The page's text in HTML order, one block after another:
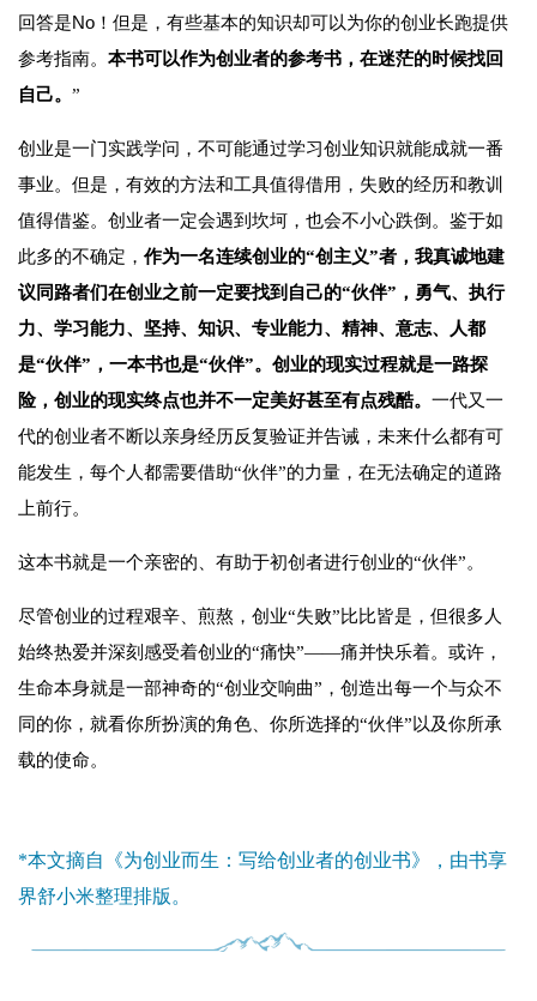
回答是No ！但是，有些基本的知识却可以为你的创业长跑提供
参考指南。 本书可以作为创业者的参考书，在迷茫的时候找回
自己。 ”
创业是一门实践学问，不可能通过学习创业知识就能成就一番
事业。但是，有效的方法和工具值得借用，失败的经历和教训
值得借鉴。创业者一定会遇到坎坷，也会不小心跌倒。鉴于如
此多的不确定， 作为一名连续创业的“创主义”者，我真诚地建
议同路者们在创业之前一定要找到自己的“伙伴”，勇气、执行
力、学习能力、坚持、知识、专业能力、精神、意志、人都
是“伙伴”，一本书也是“伙伴”。创业的现实过程就是一路探
险，创业的现实终点也并不一定美好甚至有点残酷。 一代又一
代的创业者不断以亲身经历反复验证并告诫，未来什么都有可
能发生，每个人都需要借助“伙伴”的力量，在无法确定的道路
上前行。
这本书就是一个亲密的、有助于初创者进行创业的“伙伴”。
尽管创业的过程艰辛、煎熬，创业“失败”比比皆是，但很多人
始终热爱并深刻感受着创业的“痛快”——痛并快乐着。或许，
生命本身就是一部神奇的“创业交响曲”，创造出每一个与众不
同的你，就看你所扮演的角色、你所选择的“伙伴”以及你所承
载的使命。
*本文摘自《为创业而生：写给创业者的创业书》，由书享
界舒小米整理排版。